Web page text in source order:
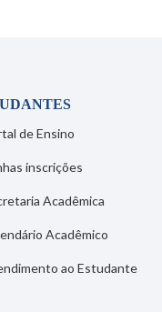
de Ensino
inscrições
Acadêmica
Acadêmico
ao Estudante